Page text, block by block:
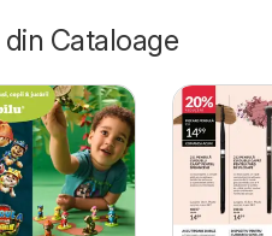
Cataloage